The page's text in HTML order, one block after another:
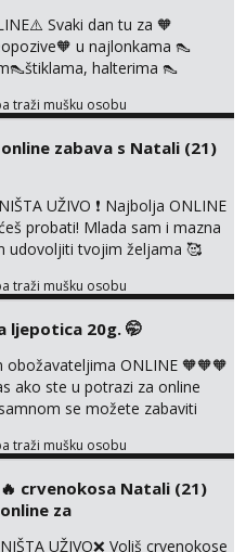
Svaki dan tu za 🧡
u najlonkama 👠
halterima 👠
hot chat🧡 o
squirt, razne anal igračke,
S KOLEGICAMA
footfetiši itd 🔞 ❣️Radim već
iskustva i više načina pla...
traži mušku osobu
zabava s Natali (21)
UŽIVO ❗ Najbolja ONLINE
probati! Mlada sam i mazna
udovoljiti tvojim željama 🥰
kako ćemo se zabaviti.
u kojem se sama
s dečkom, igračkama
o seksi temama koje
🤭 Čekam...
traži mušku osobu
ljepotica 20g. 🤭
obožavateljima ONLINE 🧡🧡🧡
ako ste u potrazi za online
se možete zabaviti
i u paru i trojci s kolegicama,
pozive. Za vas sam
s licem u raznim
isto kao i razna videa 😈
traži mušku osobu
crvenokosa Natali (21)
za
UŽIVO❌ Voliš crvenokose